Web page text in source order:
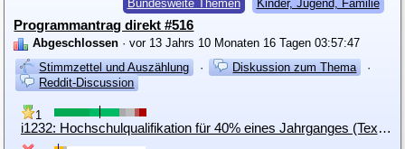
Bundesweite Themen Kinder, Jugend, Familie
Programmantrag direkt #516
Abgeschlossen · vor 13 Jahrs 10 Monaten 16 Tagen 03:57:47
Stimmzettel und Auszählung
· Diskussion zum Thema
·
Reddit-Discussion
1
i1232: Hochschulqualifikation für 40% eines Jahrganges (Text- und Formatierungsverbesserung)